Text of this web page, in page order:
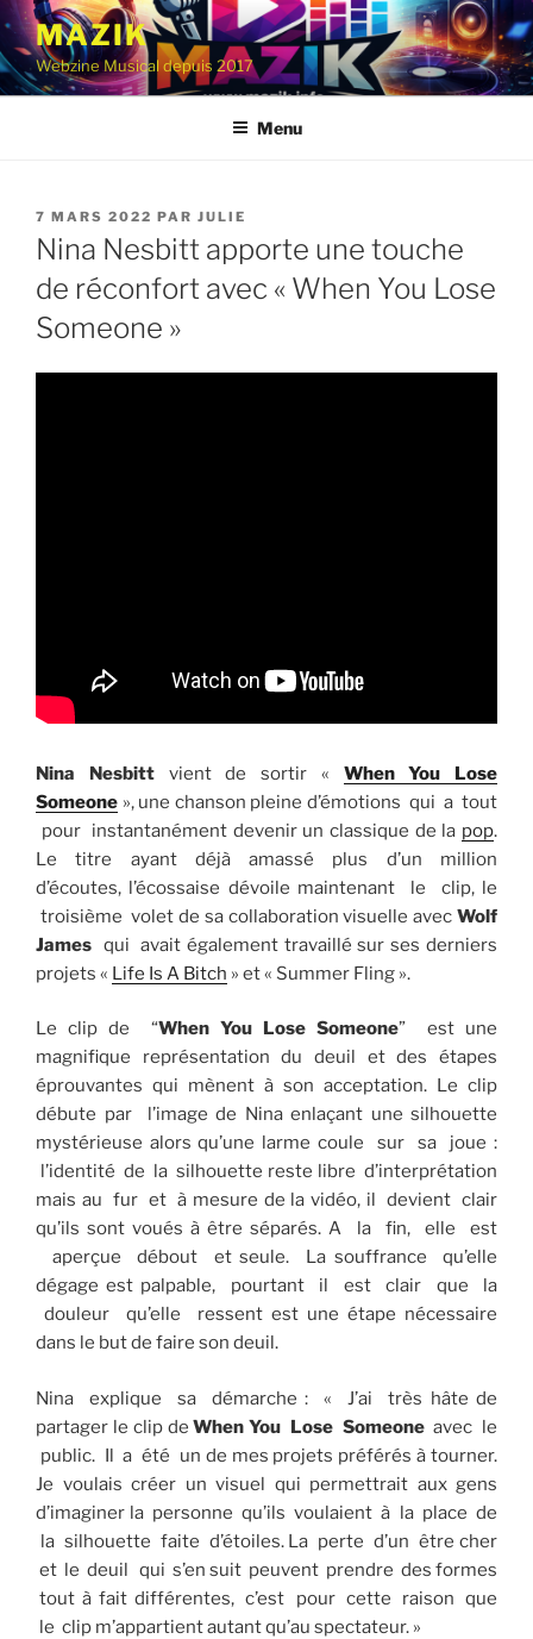
Aller
contenu
principal
MAZIK
Webzine Musical depuis 2017
Menu
PUBLIÉ
LE
7 MARS 2022 PAR JULIE
Nina Nesbitt apporte une touche
de réconfort avec « When You Lose
Someone »
Nina Nesbittvient de sortir « When You Lose
Someone », une chanson pleine d’émotions qui a tout
pour instantanément devenir un classique de la pop.
Le titre ayant déjà amassé plus d’un million
d’écoutes, l’écossaise dévoile maintenant le clip, le
troisième volet de sa collaboration visuelle avec Wolf
James qui avait également travaillé sur ses derniers
projets « Life Is A Bitch » et « Summer Fling ».
Le clip de “When You Lose Someone” est une
magnifique représentation du deuil et des étapes
éprouvantes qui mènent à son acceptation. Le clip
débute par l’image de Nina enlaçant une silhouette
mystérieuse alors qu’une larme coule sur sa joue :
l’identité de la silhouette reste libre d’interprétation
mais au fur et à mesure de la vidéo, il devient clair
qu’ils sont voués à être séparés. A la fin, elle est
aperçue débout et seule. La souffrance qu’elle
dégage est palpable, pourtant il est clair que la
douleur qu’elle ressent est une étape nécessaire
dans le but de faire son deuil.
Nina explique sa démarche : « J’ai très hâte de
partager le clip deWhenYou Lose Someoneavec le
public. Il a été un de mes projets préférés à tourner.
Je voulais créer un visuel qui permettrait aux gens
d’imaginer la personne qu’ils voulaient à la place de
la silhouette faite d’étoiles. La perte d’un être cher
et le deuil qui s’en suit peuvent prendre des formes
tout à fait différentes, c’est pour cette raison que
le clip m’appartient autant qu’au spectateur. »